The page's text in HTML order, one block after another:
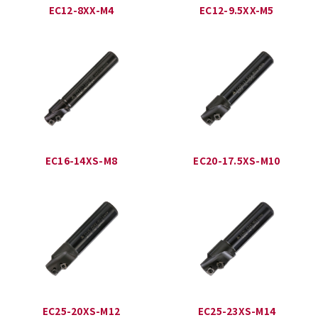
EC12-8XX-M4 EC12-9.5XX-M5
EC16-14XS-M8 EC20-17.5XS-M10
EC25-20XS-M12 EC25-23XS-M14